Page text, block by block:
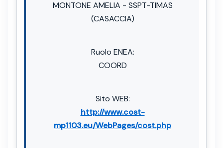
MONTONE AMELIA - SSPT-TIMAS
(CASACCIA)
Ruolo ENEA:
COORD
Sito WEB:
http://www.cost-
mp1103.eu/WebPages/cost.php